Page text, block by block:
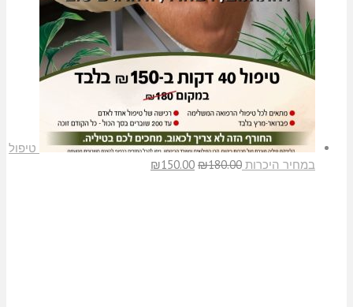
טיפול
במחיר היכרות
₪180.00
₪150.00